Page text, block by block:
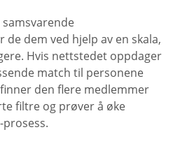
dem ved hjelp av en skala,
Hvis nettstedet oppdager
match til personene
den flere medlemmer
filtre og prøver å øke